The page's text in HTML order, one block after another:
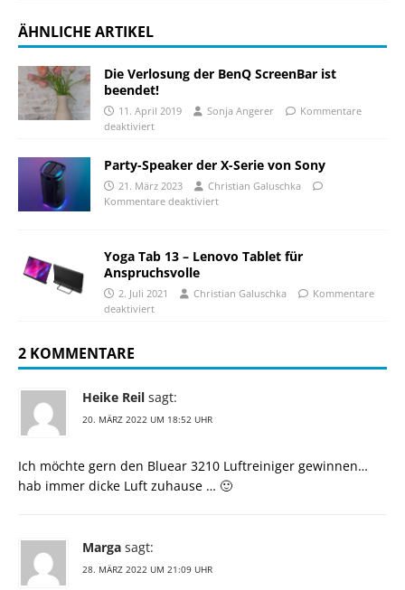
ÄHNLICHE ARTIKEL
Die Verlosung der BenQ ScreenBar ist
beendet!
11. April 2019 Sonja Angerer
Kommentare
deaktiviert
Party-Speaker der X-Serie von Sony
21. März 2023
Christian Galuschka
Kommentare deaktiviert
Yoga Tab 13 – Lenovo Tablet für
Anspruchsvolle
2. Juli 2021 Christian Galuschka
Kommentare
deaktiviert
2 KOMMENTARE
Heike Reil sagt:
20. MÄRZ 2022 UM 18:52 UHR
Ich möchte gern den Bluear 3210 Luftreiniger gewinnen…
hab immer dicke Luft zuhause … 🙂
Marga sagt:
28. MÄRZ 2022 UM 21:09 UHR